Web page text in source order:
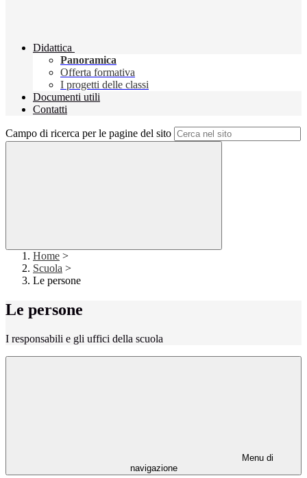
Didattica
Panoramica
Offerta formativa
I progetti delle classi
Documenti utili
Contatti
Campo di ricerca per le pagine del sito
Home >
Scuola >
Le persone
Le persone
I responsabili e gli uffici della scuola
Menu di
navigazione